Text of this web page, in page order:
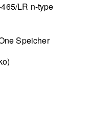
LR n-type
Speicher